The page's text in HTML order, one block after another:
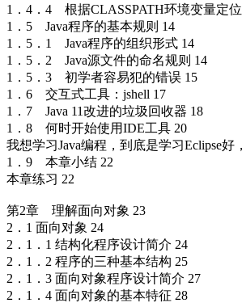
1．4．4 根据CLASSPATH环境变量定
1．5 Java程序的基本规则 14
1．5．1 Java程序的组织形式 14
1．5．2 Java源文件的命名规则 14
1．5．3 初学者容易犯的错误 15
1．6 交互式工具：jshell 17
1．7 Java 11改进的垃圾回收器 18
1．8 何时开始使用IDE工具 20
我想学习Java编程，到底是学习Eclipse
1．9 本章小结 22
本章练习 22
第2章 理解面向对象 23
2．1 面向对象 24
2．1．1 结构化程序设计简介 24
2．1．2 程序的三种基本结构 25
2．1．3 面向对象程序设计简介 27
2．1．4 面向对象的基本特征 28